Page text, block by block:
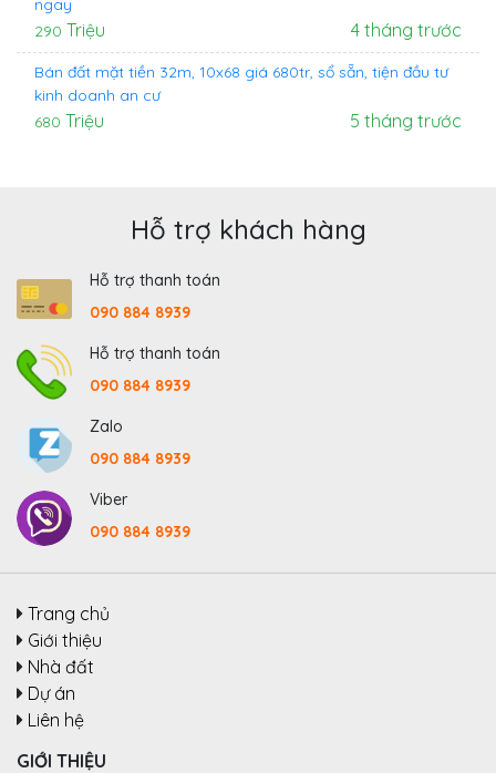
290 Triệu 4 tháng trước
Bán đất mặt tiền 32m, 10x68 giá 680tr, sổ sẵn, tiện đầu tư
kinh doanh an cư
680 Triệu 5 tháng trước
Hỗ trợ khách hàng
Hỗ trợ thanh toán
090 884 8939
Hỗ trợ thanh toán
090 884 8939
Zalo
090 884 8939
Viber
090 884 8939
Trang chủ
Giới thiệu
Nhà đất
Dự án
Liên hệ
GIỚI THIỆU